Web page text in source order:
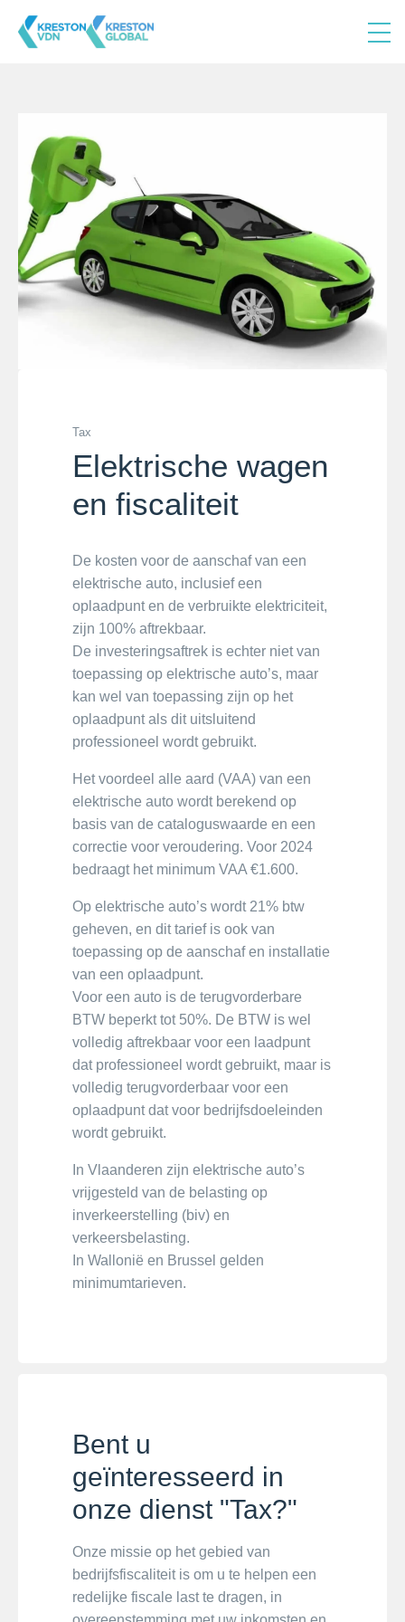
Tax
Elektrische wagen
en fiscaliteit
De kosten voor de aanschaf van een
elektrische auto, inclusief een
oplaadpunt en de verbruikte elektriciteit,
zijn 100% aftrekbaar.
De investeringsaftrek is echter niet van
toepassing op elektrische auto’s, maar
kan wel van toepassing zijn op het
oplaadpunt als dit uitsluitend
professioneel wordt gebruikt.
Het voordeel alle aard (VAA) van een
elektrische auto wordt berekend op
basis van de cataloguswaarde en een
correctie voor veroudering. Voor 2024
bedraagt het minimum VAA €1.600.
Op elektrische auto’s wordt 21% btw
geheven, en dit tarief is ook van
toepassing op de aanschaf en installatie
van een oplaadpunt.
Voor een auto is de terugvorderbare
BTW beperkt tot 50%. De BTW is wel
volledig aftrekbaar voor een laadpunt
dat professioneel wordt gebruikt, maar is
volledig terugvorderbaar voor een
oplaadpunt dat voor bedrijfsdoeleinden
wordt gebruikt.
In Vlaanderen zijn elektrische auto’s
vrijgesteld van de belasting op
inverkeerstelling (biv) en
verkeersbelasting.
In Wallonië en Brussel gelden
minimumtarieven.
Bent u
geïnteresseerd in
onze dienst "Tax?"
Onze missie op het gebied van
bedrijfsfiscaliteit is om u te helpen een
redelijke fiscale last te dragen, in